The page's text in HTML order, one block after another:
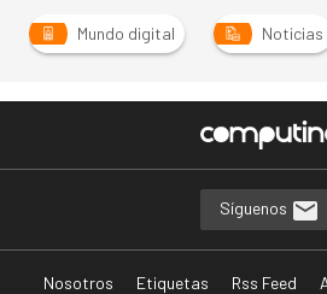
Mundo digital Noticias
Síguenos
Nosotros Etiquetas Rss Feed